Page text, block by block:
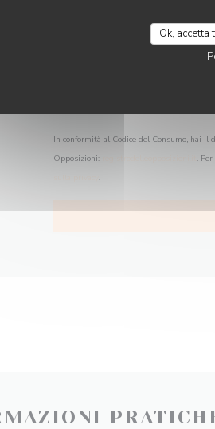
Ok, accetta
In conformità al Codice del Consumo, hai
Opposizioni:
.
.